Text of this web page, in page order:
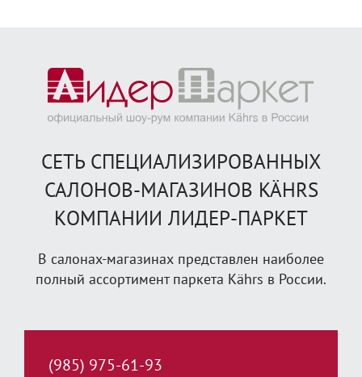
СЕТЬ СПЕЦИАЛИЗИРОВАННЫХ
САЛОНОВ-МАГАЗИНОВ KÄHRS
КОМПАНИИ ЛИДЕР-ПАРКЕТ
В салонах-магазинах представлен наиболее
полный ассортимент паркета Kährs в России.
(985) 975-61-93